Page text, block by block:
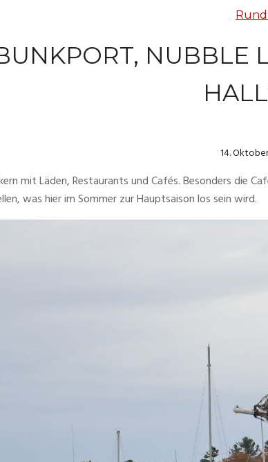
NUBBLE
14.
mit Läden, Restaurants und Cafés. Besonders die
was hier im Sommer zur Hauptsaison los sein wird.